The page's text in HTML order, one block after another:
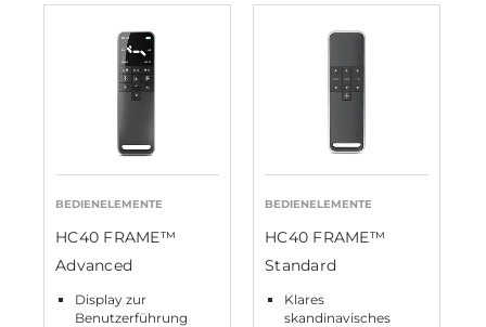
BEDIENELEMENTE
HC40 FRAME™
Advanced
Display zur
Benutzerführung
BEDIENELEMENTE
HC40 FRAME™
Standard
Klares
skandinavisches